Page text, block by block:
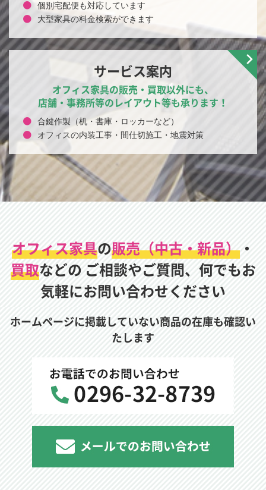
個別宅配便も対応しています
大型家具の料金検索ができます
サービス案内
オフィス家具の販売・買取以外にも、
店舗・事務所等のレイアウト等も承ります！
合鍵作製（机・書庫・ロッカーなど）
オフィスの内装工事・間仕切施工・地震対策
オフィス家具の販売（中古・新品） ・
買取などの ご相談やご質問、何でもお
気軽にお問い合わせください
ホームページに掲載していない商品の在庫も確認い
たします